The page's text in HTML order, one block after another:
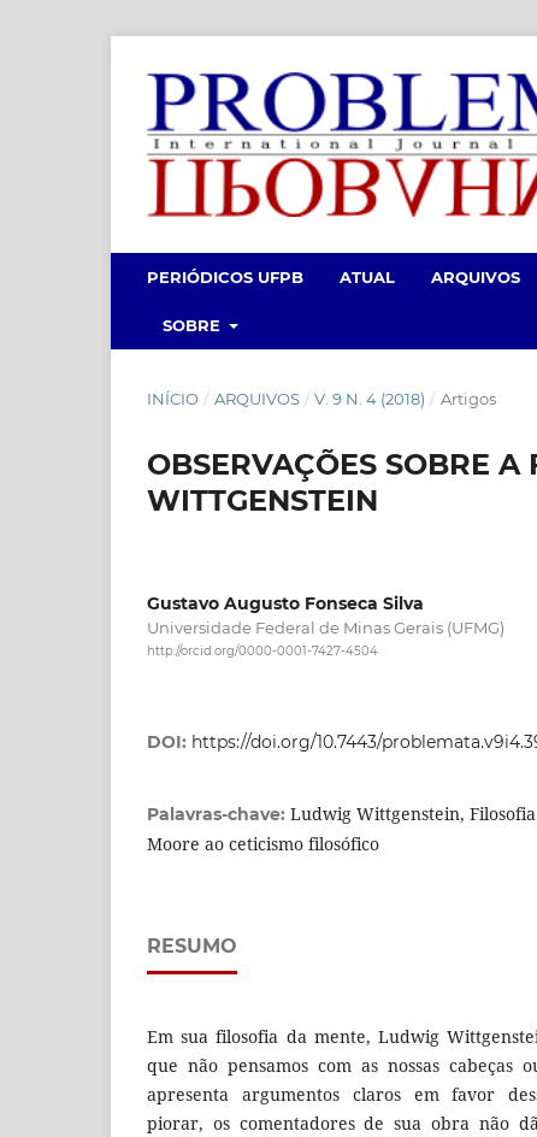
PERIÓDICOS UFPB ATUAL ARQUIVOS
SOBRE
INÍCIO / ARQUIVOS / V. 9 N. 4 (2018) / Artigos
OBSERVAÇÕES SOBRE
WITTGENSTEIN
Gustavo Augusto Fonseca Silva
Universidade Federal de Minas Gerais (UFMG)
http://orcid.org/0000-0001-7427-4504
DOI: https://doi.org/10.7443/
Palavras-chave: Ludwig Wittgenstein,
Moore ao ceticismo filosófico
RESUMO
Em sua filosofia da mente, Ludwig
que não pensamos com as nossas cabeças
apresenta argumentos claros em favor
piorar, os comentadores de sua obra não